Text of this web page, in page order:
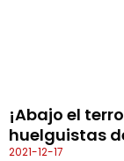
¡Abajo el
huelguistas
2021-12-17